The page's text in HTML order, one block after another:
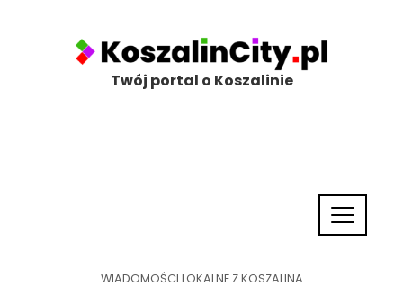
Twój portal o Koszalinie
WIADOMOŚCI LOKALNE Z KOSZALINA